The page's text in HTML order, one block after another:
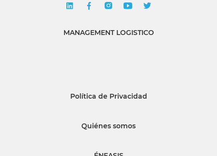
MANAGEMENT LOGISTICO
Política de Privacidad
Quiénes somos